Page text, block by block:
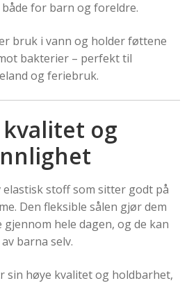
for barn og foreldre.
bruk i vann og holder føttene
bakterier – perfekt til
og feriebruk.
og
elastisk stoff som sitter godt på
Den fleksible sålen gjør dem
hele dagen, og de kan
barna selv.
sin høye kvalitet og holdbarhet,